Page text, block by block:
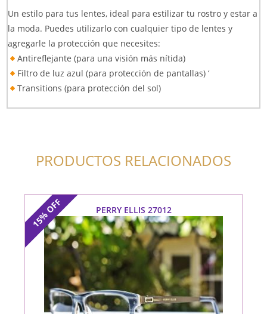
Un estilo para tus lentes, ideal para estilizar tu rostro y estar a
la moda. Puedes utilizarlo con cualquier tipo de lentes y
agregarle la protección que necesites:
Antireflejante (para una visión más nítida)
Filtro de luz azul (para protección de pantallas) ‘
Transitions (para protección del sol)
PRODUCTOS RELACIONADOS
15%
OFF PERRY ELLIS 27012